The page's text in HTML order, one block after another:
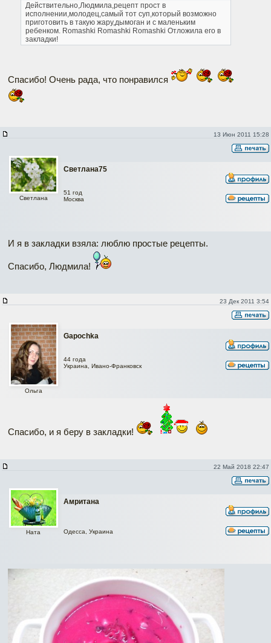
Действительно,Людмила,рецепт прост в
исполнении,молодец,самый тот суп,который возможно
приготовить в такую жару,дымоган и с маленьким
ребенком. Romashki Romashki Romashki Отложила его в
закладки!
Спасибо! Очень рада, что понравился
13 Июн 2011 15:28
Светлана75
Светлана
51 год
Москва
И я в закладки взяла: люблю простые рецепты.
Спасибо, Людмила!
23 Дек 2011 3:54
Gapochka
Ольга
44 года
Украина, Ивано-Франковск
Cпасибо, и я беру в закладки!
22 Май 2018 22:47
Амритана
Ната Одесса, Украина